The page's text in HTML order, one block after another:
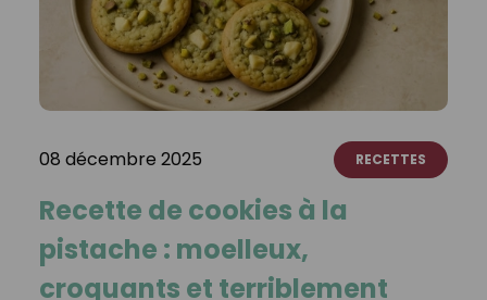
08 décembre 2025 RECETTES
Recette de cookies à la
pistache : moelleux,
croquants et terriblement